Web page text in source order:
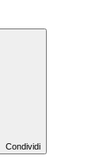
Condividi